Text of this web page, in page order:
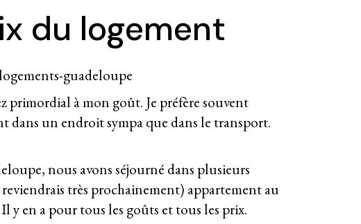
du logement
primordial à mon goût. Je préfère souvent
dans un endroit sympa que dans le transport.
nous avons séjourné dans plusieurs
très prochainement) appartement au
y en a pour tous les goûts et tous les prix.